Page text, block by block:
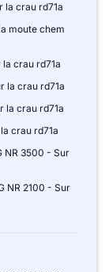
la crau rd71a
moute chem
la crau rd71a
la crau rd71a
la crau rd71a
crau rd71a
NR 3500 - Sur
NR 2100 - Sur